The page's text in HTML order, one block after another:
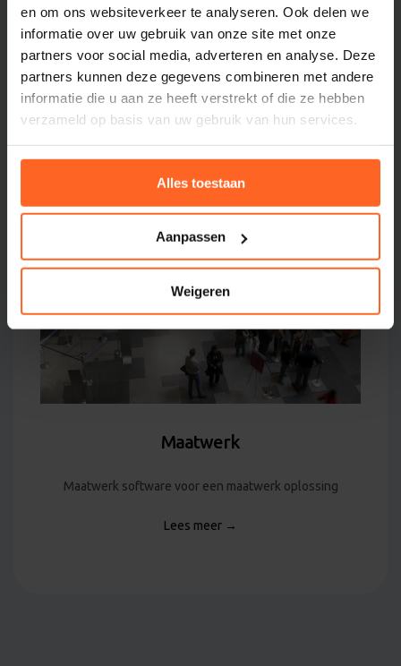
en om ons websiteverkeer te analyseren. Ook delen we
informatie over uw gebruik van onze site met onze
partners voor social media, adverteren en analyse. Deze
partners kunnen deze gegevens combineren met andere
informatie die u aan ze heeft verstrekt of die ze hebben
verzameld op basis van uw gebruik van hun services.
Alles toestaan
Aanpassen
Weigeren
Winkel, voorraad, webshop, allemaal in sync.
Maatwerk
Maatwerk software voor een maatwerk oplossing
Lees meer →